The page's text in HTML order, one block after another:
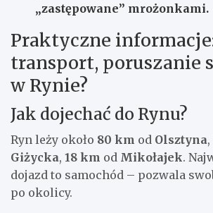
„zastępowane” mrożonkami.
Praktyczne
transport, poruszanie
w Rynie?
Jak dojechać do Rynu?
Ryn leży około 80 km od Olsztyna,
Giżycka, 18 km od Mikołajek.
dojazd to samochód – pozwala
po okolicy.